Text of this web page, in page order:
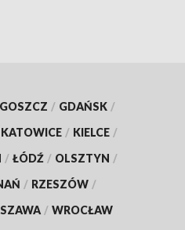
/ GDAŃSK /
KATOWICE / KIELCE /
/ ŁÓDŹ / OLSZTYN /
/ RZESZÓW /
/ WROCŁAW